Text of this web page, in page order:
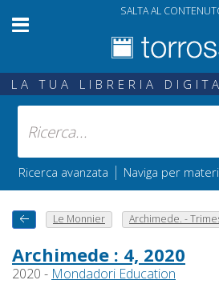
SALTA AL
LA TUA LIBRERIA
Ricerca avanzata | Naviga per
Le Monnier Archimede. -
Archimede : 4, 2020
2020 - Mondadori Education